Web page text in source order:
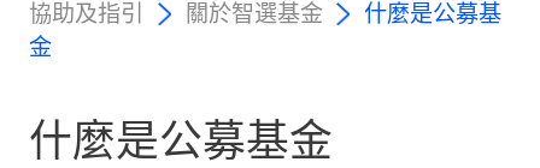
協助及指引 關於智選基金
什麼是公募基
金
什麼是公募基金